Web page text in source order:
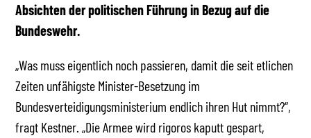
Absichten der politischen Führung in Bezug auf die
Bundeswehr.
„Was muss eigentlich noch passieren, damit die seit etlichen
Zeiten unfähigste Minister-Besetzung im
Bundesverteidigungsministerium endlich ihren Hut nimmt?“,
fragt Kestner. „Die Armee wird rigoros kaputt gespart,